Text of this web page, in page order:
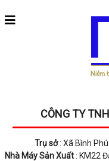
CÔNG TY
Trụ sở: Xã Bình
Nhà Máy Sản Xuất: KM22